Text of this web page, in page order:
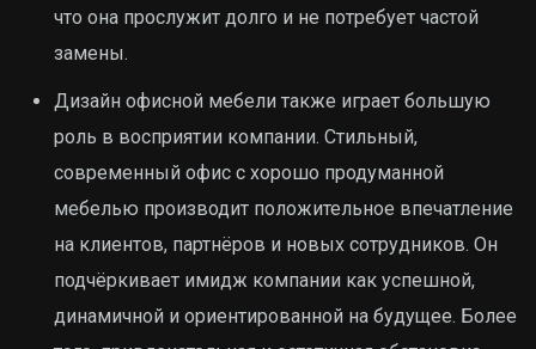
что она прослужит долго и не потребует частой
замены.
Дизайн офисной мебели также играет большую
роль в восприятии компании. Стильный,
современный офис с хорошо продуманной
мебелью производит положительное впечатление
на клиентов, партнёров и новых сотрудников. Он
подчёркивает имидж компании как успешной,
динамичной и ориентированной на будущее. Более